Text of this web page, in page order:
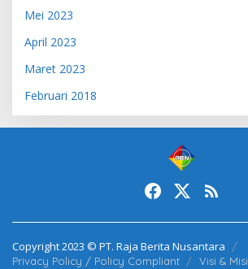
Mei 2023
April 2023
Maret 2023
Februari 2018
Copyright 2023 © PT. Raja Berita Nusantara
Privacy Policy / Policy Compliant Visi & Misi